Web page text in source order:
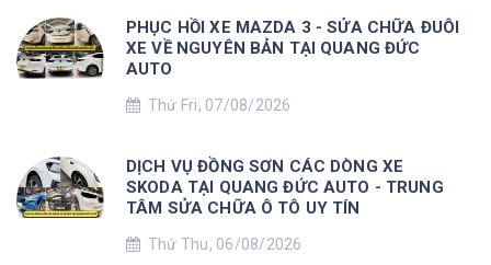
PHỤC HỒI XE MAZDA 3 - SỬA CHỮA ĐUÔI
XE VỀ NGUYÊN BẢN TẠI QUANG ĐỨC
AUTO
Thứ Fri, 07/08/2026
DỊCH VỤ ĐỒNG SƠN CÁC DÒNG XE
SKODA TẠI QUANG ĐỨC AUTO - TRUNG
TÂM SỬA CHỮA Ô TÔ UY TÍN
Thứ Thu, 06/08/2026